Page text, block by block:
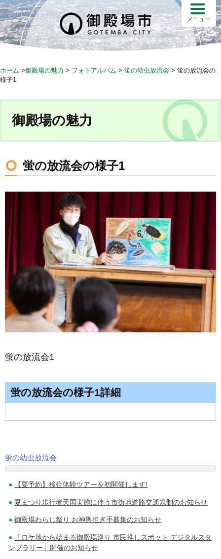
S
k
i
p
c
n
メニュー
ホーム >御殿場の魅力 > フォトアルバム > 蛍の幼虫放流会 > 蛍の放流会の
様子1
御殿場の魅力
蛍の放流会の様子1
蛍の放流会1
蛍の放流会の様子1詳細
投
稿
ナ
ビ
ゲ
蛍の幼虫放流会
【要予約】移住体験ツアーを初開催します!
夏まつり歩行者天国実施に伴う市街地道路交通規制のお知らせ
御殿場わらじ祭り お神輿担ぎ手募集のお知らせ
「ロケ地から始まる御殿場巡り 市民推しスポット デジタルスタ
ンプラリー」開催のお知らせ